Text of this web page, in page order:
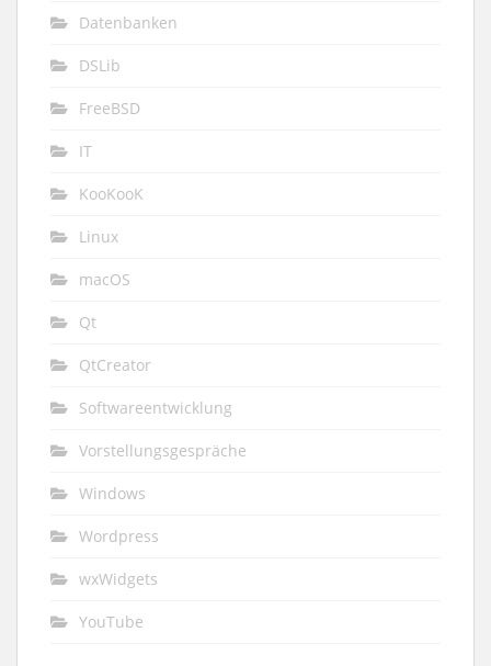
Datenbanken
DSLib
FreeBSD
IT
KooKooK
Linux
macOS
Qt
QtCreator
Softwareentwicklung
Vorstellungsgespräche
Windows
Wordpress
wxWidgets
YouTube